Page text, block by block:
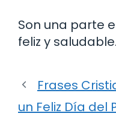
Son una parte
feliz y saludable.
Frases
un Feliz Día del